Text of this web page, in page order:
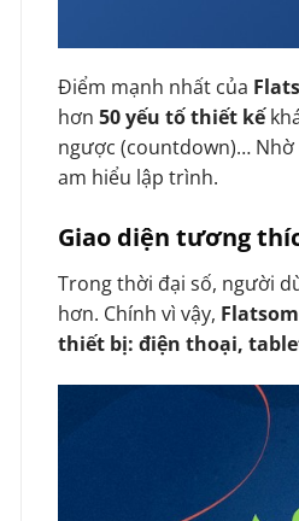
Điểm mạnh nhất của
hơn 50 yếu tố thiết kế
ngược (countdown)…
am hiểu lập trình.
Giao diện tương
Trong thời đại số, người
hơn. Chính vì vậy,
thiết bị: điện thoại,